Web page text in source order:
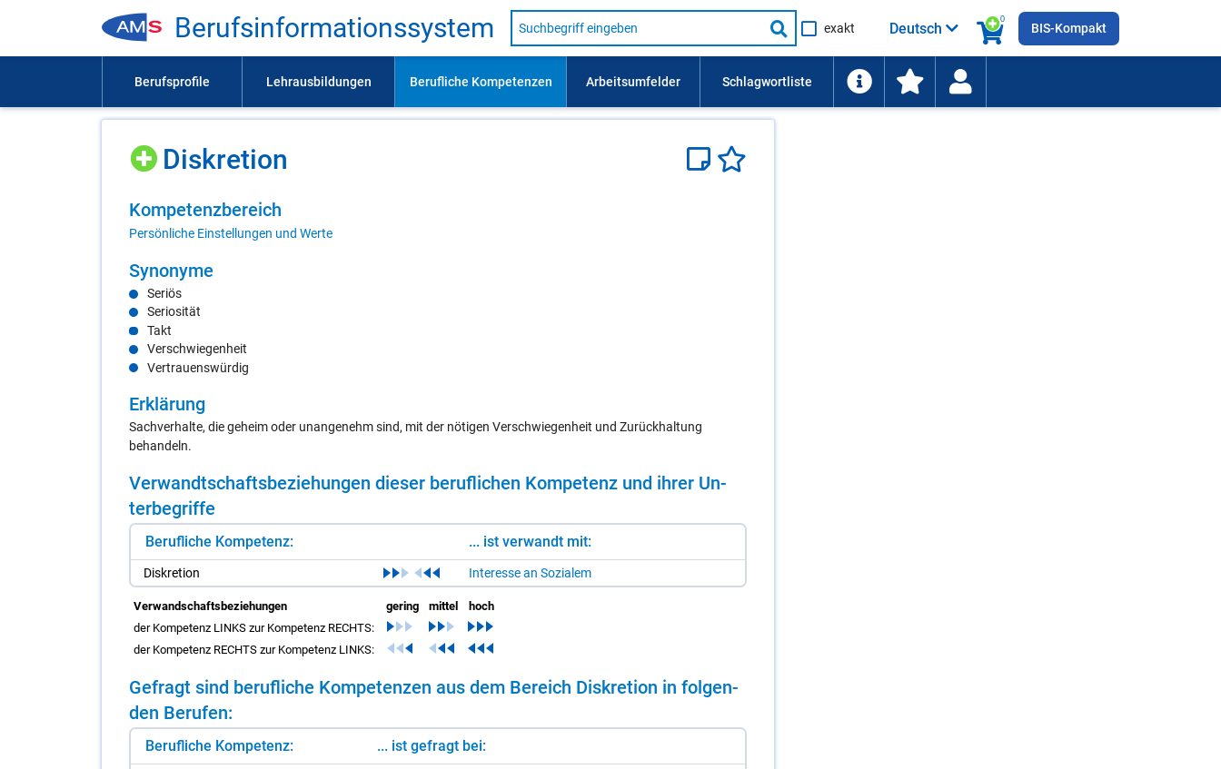
Be­rufs­in­for­ma­ti­ons­sys­tem
Suche
nach
Lehrausbildung,
usw.
Suche
starten
exakt
0
Deutsch BIS-Kompakt
Dis­kre­ti­on
Kom­pe­tenz­be­reich
Persönliche Einstellungen und Werte
Syn­ony­me
Seriös
Seriosität
Takt
Verschwiegenheit
Vertrauenswürdig
Er­klä­rung
Sachverhalte, die geheim oder unangenehm sind, mit der nötigen Verschwiegenheit und Zurückhaltung
behandeln.
Ver­wandt­schafts­be­zie­hun­gen die­ser be­ruf­li­chen Kom­pe­tenz und ih­rer Un­
ter­be­grif­fe
Berufliche Kompetenz: ... ist verwandt mit:
Dis­kre­ti­on Interesse an Sozialem
Verwandschaftsbeziehungen gering mittel
hoch
der Kompetenz LINKS zur Kompetenz RECHTS:
der Kompetenz RECHTS zur Kompetenz LINKS:
Ge­fragt sind be­ruf­li­che Kom­pe­ten­zen aus dem Be­reich Dis­kre­ti­on in fol­gen­
den Be­ru­fen:
Berufliche Kompetenz: ... ist gefragt bei: